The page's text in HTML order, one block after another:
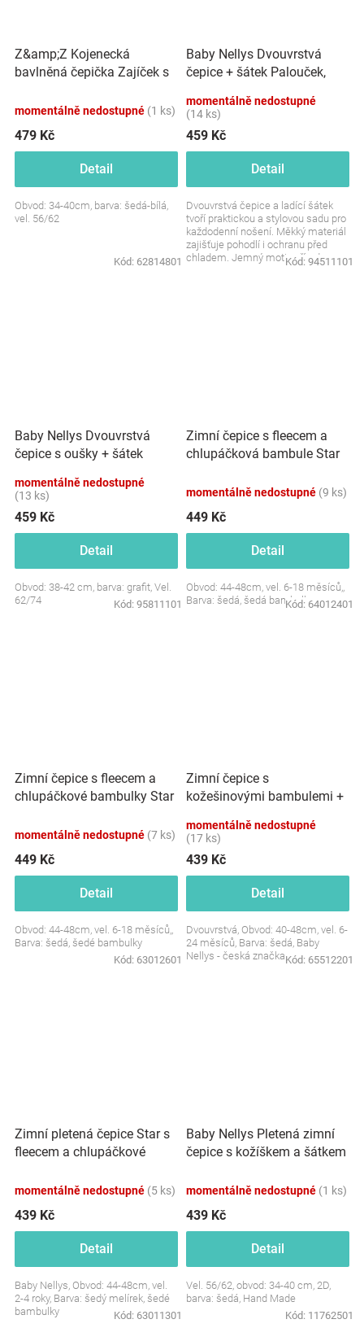
Z&amp;Z Kojenecká
bavlněná čepička Zajíček s
momentálně nedostupné (1 ks)
479 Kč
Detail
Obvod: 34-40cm, barva: šedá-bílá,
vel. 56/62
Kód: 62814801
Baby Nellys Dvouvrstvá
čepice + šátek Palouček,
momentálně nedostupné
(14 ks)
459 Kč
Detail
Dvouvrstvá čepice a ladící šátek
tvoří praktickou a stylovou sadu pro
každodenní nošení. Měkký materiál
zajišťuje pohodlí i ochranu před
chladem. Jemný motiv přírody
Kód: 94511101
Baby Nellys Dvouvrstvá
čepice s oušky + šátek
momentálně nedostupné
(13 ks)
459 Kč
Detail
Obvod: 38-42 cm, barva: grafit, Vel.
62/74
Kód: 95811101
Zimní čepice s fleecem a
chlupáčková bambule Star
NELLYS
momentálně nedostupné (9 ks)
449 Kč
Detail
Obvod: 44-48cm, vel. 6-18 měsíců,,
Barva: šedá, šedá bambulka
Kód: 64012401
Zimní čepice s fleecem a
chlupáčkové bambulky Star
NELLYS
momentálně nedostupné (7 ks)
449 Kč
Detail
Obvod: 44-48cm, vel. 6-18 měsíců,,
Barva: šedá, šedé bambulky
Kód: 63012601
Zimní čepice s
kožešinovými bambulemi +
6/24 měsíců
momentálně nedostupné
(17 ks)
439 Kč
Detail
Dvouvrstvá, Obvod: 40-48cm, vel. 6-
24 měsíců, Barva: šedá, Baby
Nellys - česká značkaKód: 65512201
Zimní pletená čepice Star s
fleecem a chlupáčkové
sada, šedý melírek
momentálně nedostupné (5 ks)
439 Kč
Detail
Baby Nellys, Obvod: 44-48cm, vel.
2-4 roky, Barva: šedý melírek, šedé
bambulky
Kód: 63011301
Baby Nellys Pletená zimní
čepice s kožíškem a šátkem
momentálně nedostupné (1 ks)
439 Kč
Detail
Vel. 56/62, obvod: 34-40 cm, 2D,
barva: šedá, Hand Made
Kód: 11762501